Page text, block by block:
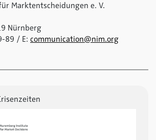
Marktentscheidungen e. V.
Nürnberg
89 / E: communication@nim.org